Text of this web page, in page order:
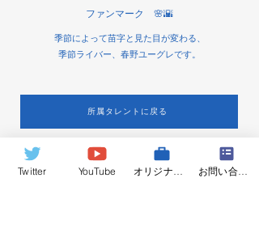
ファンマーク 🌸🌇
季節によって苗字と見た目が変わる、
季節ライバー、春野ユーグレです。
所属タレントに戻る
ClimB Production
Twitter YouTube お問い合わせ